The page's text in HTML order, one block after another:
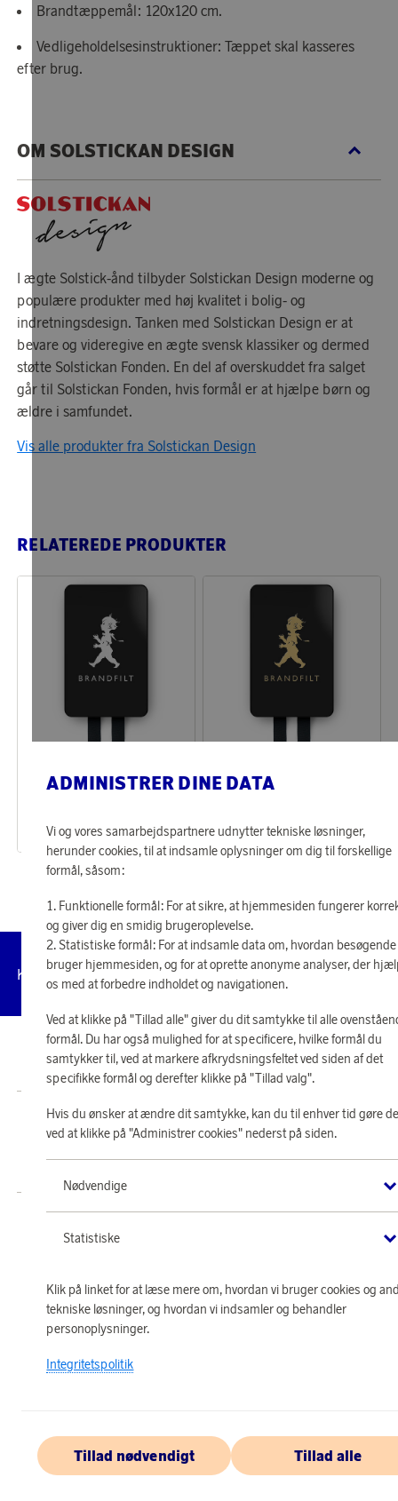
Brandtæppemål: 120x120 cm.
Vedligeholdelsesinstruktioner: Tæppet skal kasseres
efter brug.
OM SOLSTICKAN DESIGN
I ægte Solstick-ånd tilbyder Solstickan Design moderne og
populære produkter med høj kvalitet i bolig- og
indretningsdesign. Tanken med Solstickan Design er at
bevare og videregive en ægte svensk klassiker og dermed
støtte Solstickan Fonden. En del af overskuddet fra salget
går til Solstickan Fonden, hvis formål er at hjælpe børn og
ældre i samfundet.
Vis alle produkter fra Solstickan Design
RELATEREDE PRODUKTER
Optjen 294 point
294 kr
Optjen 294 point
eller 294 kr
ADMINISTRER DINE DATA
Vi og vores samarbejdspartnere udnytter tekniske løsninger,
herunder cookies, til at indsamle oplysninger om dig til forskellige
formål, såsom:
Funktionelle formål: For at sikre, at hjemmesiden fungerer
og giver dig en smidig brugeroplevelse.
Statistiske formål: For at indsamle data om, hvordan besøgende
bruger hjemmesiden, og for at oprette anonyme analyser, der
os med at forbedre indholdet og navigationen.
Ved at klikke på "Tillad alle" giver du dit samtykke til alle
formål. Du har også mulighed for at specificere, hvilke formål du
samtykker til, ved at markere afkrydsningsfeltet ved siden af det
specifikke formål og derefter klikke på "Tillad valg".
Hvis du ønsker at ændre dit samtykke, kan du til enhver tid gøre
ved at klikke på "Administrer cookies" nederst på siden.
Nødvendige
Statistiske
Klik på linket for at læse mere om, hvordan vi bruger cookies og
tekniske løsninger, og hvordan vi indsamler og behandler
personoplysninger.
Integritetspolitik
Tillad nødvendigt Tillad alle
Kundeservice Vilkår Privatlivspolitik
Administrer
© 2026 Scandinavian Airlines System-Denmark-Norway-Sweden, org.nr
902001-7720, 195 87 Stockholm
Butik SAS EuroBonus drives af Crossroads Loyalty Solutions ApS (Park Allé
295, 2., 2605 Brøndby).